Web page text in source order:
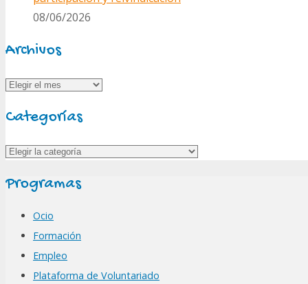
08/06/2026
Archivos
Archivos
Categorías
Categorías
Programas
Ocio
Formación
Empleo
Plataforma de Voluntariado